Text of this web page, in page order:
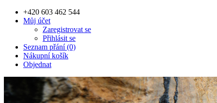
+420 603 462 544
Můj účet
Zaregistrovat se
Přihlásit se
Seznam přání (0)
Nákupní košík
Objednat